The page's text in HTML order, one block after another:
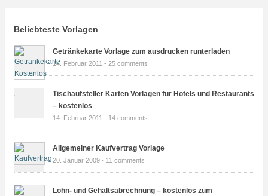
Beliebteste Vorlagen
Getränkekarte Vorlage zum ausdrucken runterladen
14. Februar 2011 - 25 comments
Tischaufsteller Karten Vorlagen für Hotels und Restaurants
– kostenlos
14. Februar 2011 - 14 comments
Allgemeiner Kaufvertrag Vorlage
20. Januar 2009 - 11 comments
Lohn- und Gehaltsabrechnung – kostenlos zum